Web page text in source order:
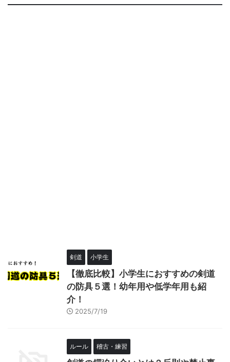
剣道 小学生
【徹底比較】小学生におすすめの剣道
の防具５選！幼年用や低学年用も紹
介！
2025/7/19
ルール 稽古・練習